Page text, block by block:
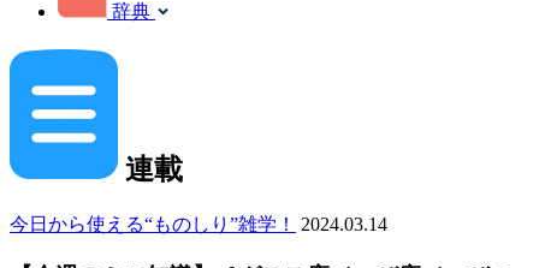
辞典
連載
今日から使える“ものしり”雑学！ 2024.03.14